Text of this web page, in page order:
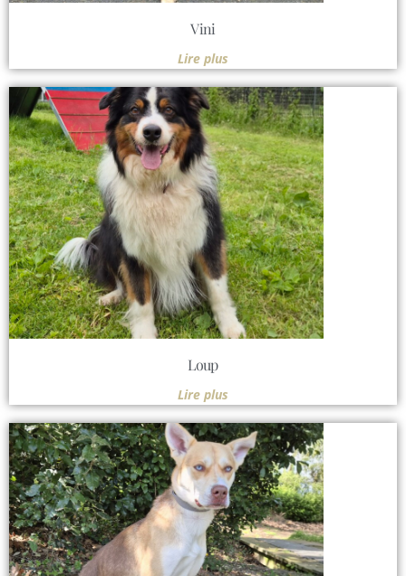
Vini
Lire plus
Loup
Lire plus